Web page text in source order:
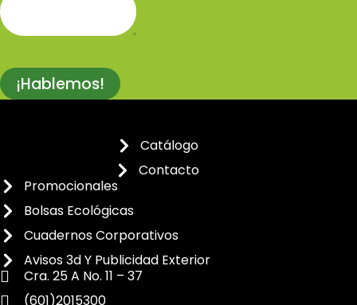
¡Hablemos!
Catálogo
Contacto
Promocionales
Bolsas Ecológicas
Cuadernos Corporativos
Avisos 3d Y Publicidad Exterior
Cra. 25 A No. 11 – 37
(601)2015300